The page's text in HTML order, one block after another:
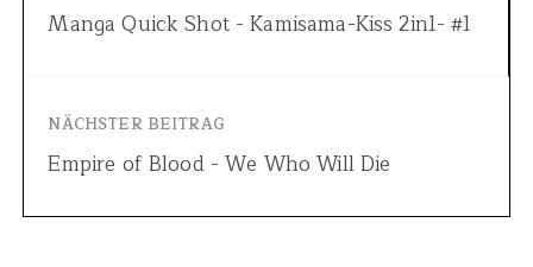
Manga Quick Shot - Kamisama-Kiss 2in1- #1
NÄCHSTER BEITRAG
Empire of Blood - We Who Will Die